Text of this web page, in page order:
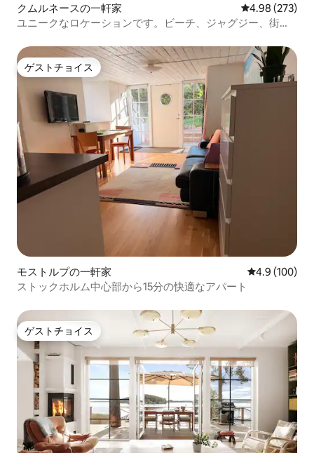
クムルネースの一軒家 レビュー273
4.98 (273)
ユニークなロケーションです。ビーチ、ジャグジー、街に
ゲストチョイス
ゲストチョイス
モストルプの一軒家 レビュー100
4.9 (100)
ストックホルム中心部から15分の快適なアパート
ゲストチョイス
ゲストチョイス